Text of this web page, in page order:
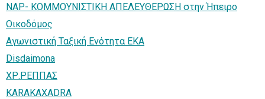
ΝΑΡ- ΚΟΜΜΟΥΝΙΣΤΙΚΗ ΑΠΕΛΕΥΘΕΡΩΣΗ στην Ήπειρο
Οικοδόμος
Αγωνιστική Ταξική Ενότητα ΕΚΑ
Disdaimona
ΧΡ.ΡΕΠΠΑΣ
KARAKAXADRA